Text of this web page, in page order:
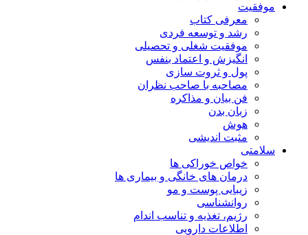
موفقیت
معرفی کتاب
رشد و توسعه فردی
موفقیت شغلی و تحصیلی
انگیزش و اعتماد بنفس
پول و ثروت سازی
مصاحبه با صاحب نظران
فن بیان و مذاکره
زبان بدن
هوش
مثبت اندیشی
سلامتی
خواص خوراکی ها
درمان های خانگی و بیماری ها
زیبایی پوست و مو
روانشناسی
رژیم، تغذیه و تناسب اندام
اطلاعات دارویی